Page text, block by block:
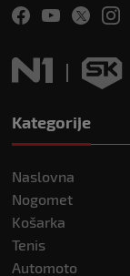
Kategorije
Naslovna
Nogomet
Košarka
Tenis
Automoto